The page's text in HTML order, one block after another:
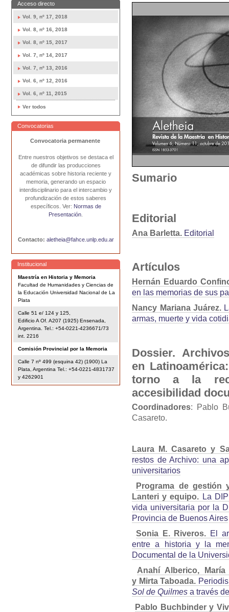
Acceso directo
Vol. 9, nº 17, 2018
Vol. 8, nº 16, 2018
Vol. 8, nº 15, 2017
Vol. 7, nº 14, 2017
Vol. 7, nº 13, 2016
Vol. 6, nº 12, 2016
Vol. 6, nº 11, 2015
Ver todos
Convocatorias
Convocatoria permanente
Entre nuestros objetivos se destaca el
de difundir las producciones
académicas sobre historia reciente y
memoria, generando un espacio
interdisciplinario para el intercambio y
profundización de estos saberes
específicos. Ver: Normas de
Presentación
Contacto: aletheia@fahce.unlp.edu.ar
Institucional
Maestría en Historia y Memoria
Facultad de Humanidades y Ciencias de
la Educación Universidad Nacional de La
Plata
Calle 51 e/ 124 y 125,
Edificio A Of. A207 (1925) Ensenada,
Argentina. Tel.: +54-0221-4236671/73
int. 2216
Comisión Provincial por la Memoria
Calle 7 nº 499 (esquina 42) (1900) La
Plata, Argentina Tel.: +54-0221-4831737
y 4262901
Sumario
Editorial
Ana Barletta. Editorial
Artículos
Hernán Eduardo
en las memorias de sus
Nancy Mariana Juárez.
armas, muerte y vida
Dossier.
en
torno a la
accesibilidad
Coordinadores: Pablo
Casareto.
Laura M. Casareto y
restos de Archivo: una
universitarios
Programa de gestión
Lanteri y equipo. La
vida universitaria por la
Provincia de Buenos Aires
Sonia E. Riveros. El
entre a historia y la
Documental de la
Anahí Alberico,
y Mirta Taboada.
Sol de Quilmes a través
Pablo Buchbinder y